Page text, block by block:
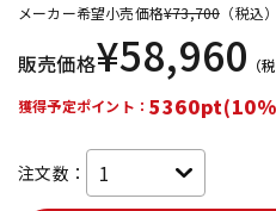
メーカー希望小売価格¥73,700 （税込）
販売価格¥58,960 （
獲得予定ポイント：
注文数：